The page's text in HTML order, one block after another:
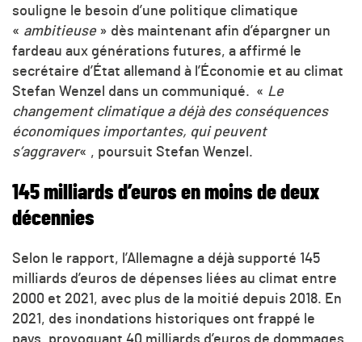
souligne le besoin d’une politique climatique
« ambitieuse » dès maintenant afin d’épargner un
fardeau aux générations futures, a affirmé le
secrétaire d’État allemand à l’Économie et au climat
Stefan Wenzel dans un communiqué. « Le
changement climatique a déjà des conséquences
économiques importantes, qui peuvent
s’aggraver« , poursuit Stefan Wenzel.
145 milliards d’euros en moins de deux
décennies
Selon le rapport, l’Allemagne a déjà supporté 145
milliards d’euros de dépenses liées au climat entre
2000 et 2021, avec plus de la moitié depuis 2018. En
2021, des inondations historiques ont frappé le